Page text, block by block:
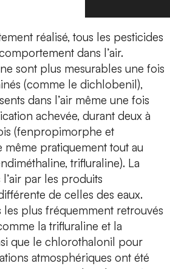
réalisé, tous les pesticides
dans l’air.
sont plus mesurables une fois
(comme le dichlobenil),
dans l’air même une fois
achevée, durant deux à
(fenpropimorphe et
pratiquement tout au
trifluraline). La
par les produits
de celles des eaux.
les plus fréquemment retrouvés
la trifluraline et la
que le chlorothalonil pour
atmosphériques ont été